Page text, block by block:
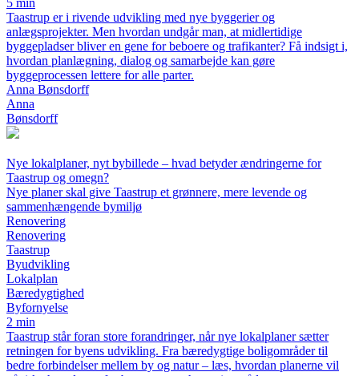
Taastrup er i rivende udvikling med nye byggerier og
anlægsprojekter. Men hvordan undgår man, at midlertidige
byggepladser bliver en gene for beboere og trafikanter? Få indsigt i,
hvordan planlægning, dialog og samarbejde kan gøre
byggeprocessen lettere for alle parter.
Anna Bønsdorff
Anna
Bønsdorff
Nye lokalplaner, nyt bybillede – hvad betyder ændringerne for
Taastrup og omegn?
Nye planer skal give Taastrup et grønnere, mere levende og
sammenhængende bymiljø
Renovering
Renovering
Taastrup
Byudvikling
Lokalplan
Bæredygtighed
Byfornyelse
2 min
Taastrup står foran store forandringer, når nye lokalplaner sætter
retningen for byens udvikling. Fra bæredygtige boligområder til
bedre forbindelser mellem by og natur – læs, hvordan planerne vil